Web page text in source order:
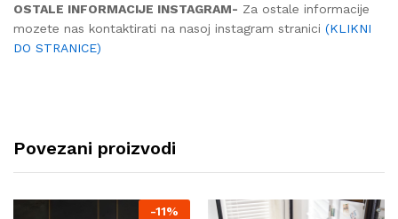
OSTALE INFORMACIJE INSTAGRAM- Za ostale informacije
mozete nas kontaktirati na nasoj instagram stranici (KLIKNI
DO STRANICE)
Povezani proizvodi
-11%